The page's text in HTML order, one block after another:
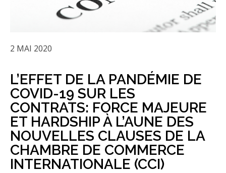
2 MAI 2020
L’EFFET DE LA PANDÉMIE DE
COVID-19 SUR LES
CONTRATS: FORCE MAJEURE
ET HARDSHIP À L’AUNE DES
NOUVELLES CLAUSES DE LA
CHAMBRE DE COMMERCE
INTERNATIONALE (CCI)